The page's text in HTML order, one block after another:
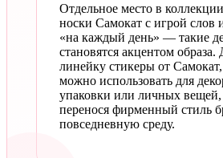
Отдельное место в
носки Самокат с игрой слов
«на каждый день» — такие
становятся акцентом
линейку стикеры от
можно использовать для
упаковки или личных
перенося фирменный стиль
повседневную среду.